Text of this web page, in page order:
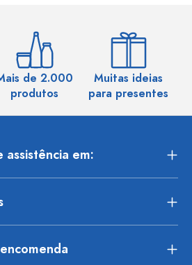
de 2.000
produtos
Muitas ideias
para presentes
em: